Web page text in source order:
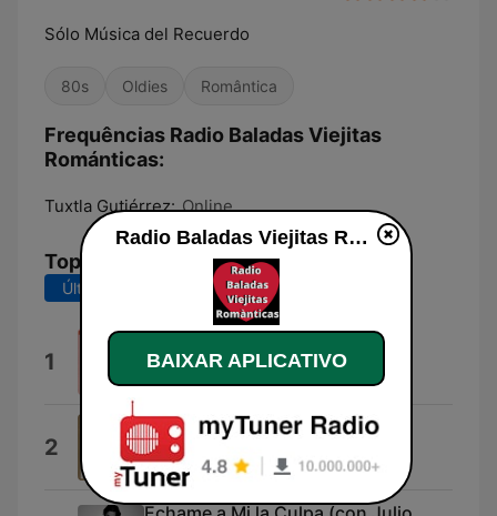
Sólo Música del Recuerdo
80s Oldies Romântica
Frequências Radio Baladas Viejitas
Románticas:
Tuxtla Gutiérrez: Online
Top Músicas
Últimos 7 dias Últimos 30 dias
1 Con el Viento a Tu Favor
2 Yo Tengo Fe
Palito Ortega
Radio Baladas Viejitas Románticas ao vivo
BAIXAR APLICATIVO